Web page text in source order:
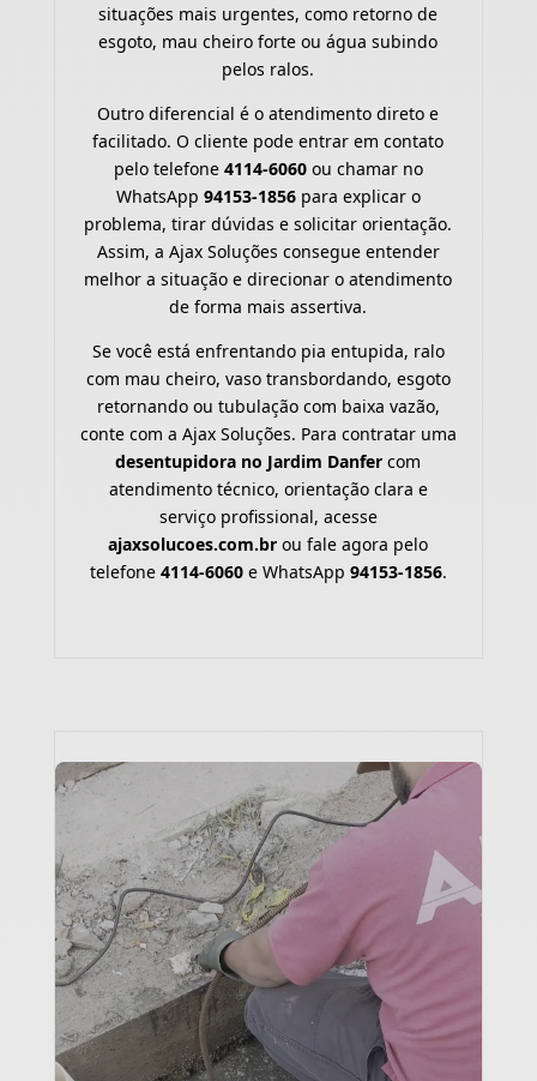
situações mais urgentes, como retorno de
esgoto, mau cheiro forte ou água subindo
pelos ralos.
Outro diferencial é o atendimento direto e
facilitado. O cliente pode entrar em contato
pelo telefone 4114-6060ou chamar no
WhatsApp 94153-1856para explicar o
problema, tirar dúvidas e solicitar orientação.
Assim, a Ajax Soluções consegue entender
melhor a situação e direcionar o atendimento
de forma mais assertiva.
Se você está enfrentando pia entupida, ralo
com mau cheiro, vaso transbordando, esgoto
retornando ou tubulação com baixa vazão,
conte com a Ajax Soluções. Para contratar uma
desentupidora no Jardim Danfer com
atendimento técnico, orientação clara e
serviço profissional, acesse
ajaxsolucoes.com.br ou fale agora pelo
telefone 4114-6060e WhatsApp 94153-1856.